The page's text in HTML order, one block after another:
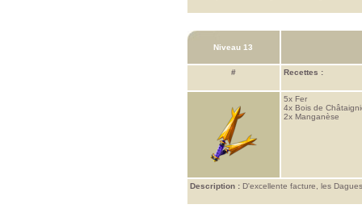
Niveau 13
# Recettes :
5x Fer
4x Bois de
2x Manganèse
Description : D'excellente facture, les